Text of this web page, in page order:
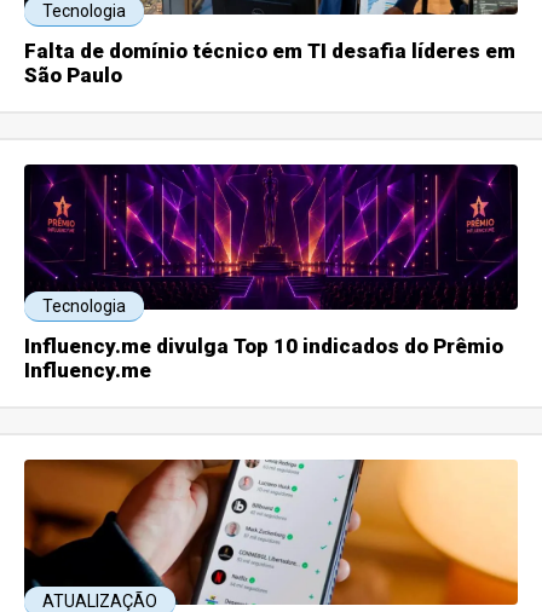
Tecnologia
Falta de domínio técnico em TI desafia líderes em
São Paulo
Tecnologia
Influency.me divulga Top 10 indicados do Prêmio
Influency.me
ATUALIZAÇÃO